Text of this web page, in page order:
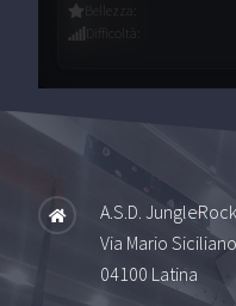
Bellezza :
Difficoltà :
A.S.D. JungleRock
Via Mario
04100 Latina